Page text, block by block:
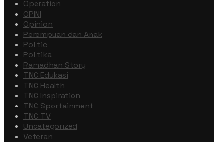
Operation
OPINI
Opinion
Perempuan dan Anak
Politic
Politika
Ramadhan Story
TNC Edukasi
TNC Health
TNC Inspiration
TNC Sportainment
TNC TV
Uncategorized
Veteran